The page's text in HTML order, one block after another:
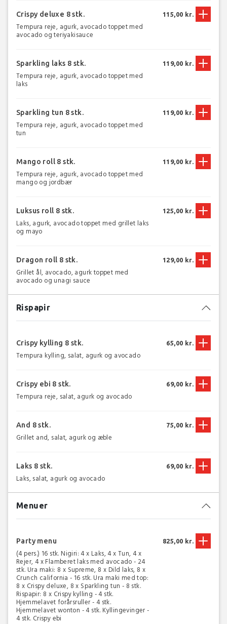
Crispy deluxe 8 stk.
Tempura reje, agurk, avocado toppet med
avocado og teriyakisauce
115,00 kr.
Sparkling laks 8 stk.
Tempura reje, agurk, avocado toppet med
laks
119,00 kr.
Sparkling tun 8 stk.
Tempura reje, agurk, avocado toppet med
tun
119,00 kr.
Mango roll 8 stk.
Tempura reje, agurk, avocado toppet med
mango og jordbær
119,00 kr.
Luksus roll 8 stk.
Laks, agurk, avocado toppet med grillet laks
og mayo
125,00 kr.
Dragon roll 8 stk.
Grillet ål, avocado, agurk toppet med
avocado og unagi sauce
129,00 kr.
Rispapir
Crispy kylling 8 stk.
Tempura kylling, salat, agurk og avocado
65,00 kr.
Crispy ebi 8 stk.
Tempura reje, salat, agurk og avocado
69,00 kr.
And 8 stk.
Grillet and, salat, agurk og æble
75,00 kr.
Laks 8 stk.
Laks, salat, agurk og avocado
69,00 kr.
Menuer
Party menu
(4 pers.) 16 stk. Nigiri: 4 x Laks, 4 x Tun, 4 x
Rejer, 4 x Flamberet laks med avocado - 24
stk. Ura maki: 8 x Supreme, 8 x Dild laks, 8 x
Crunch california - 16 stk. Ura maki med top:
8 x Crispy deluxe, 8 x Sparkling tun - 8 stk.
Rispapir: 8 x Crispy kylling - 4 stk.
Hjemmelavet forårsruller - 4 stk.
Hjemmelavet wonton - 4 stk. Kyllingevinger -
4 stk. Crispy ebi
825,00 kr.